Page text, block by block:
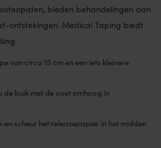
bieden behandelingen aan
ontstekingen. Medical Taping biedt
van circa 15 cm en een iets kleinere
de buik met de voet omhoog in
en scheur het releasepapier in het midden